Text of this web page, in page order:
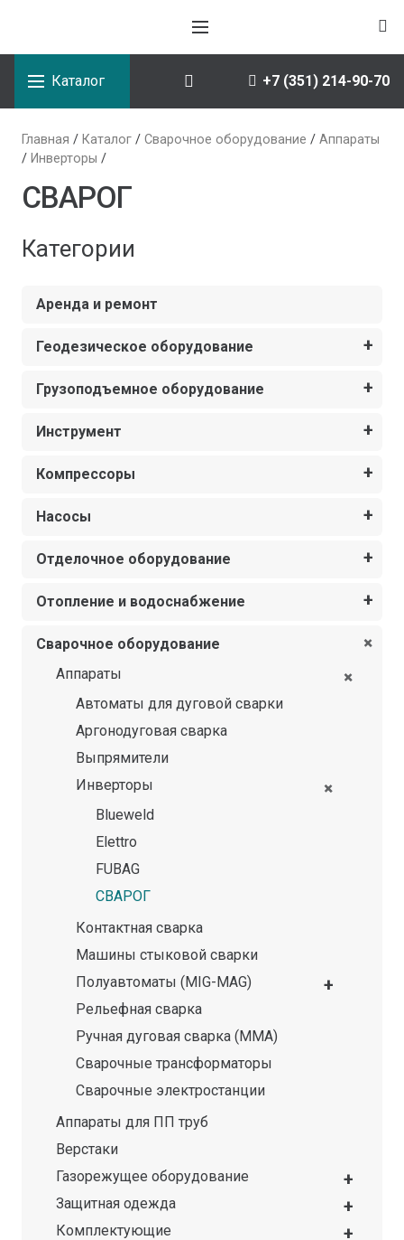
Каталог +7 (351) 214-90-70
Главная / Каталог / Сварочное оборудование / Аппараты
/ Инверторы /
СВАРОГ
Категории
Аренда и ремонт
Геодезическое оборудование
Грузоподъемное оборудование
Инструмент
Компрессоры
Насосы
Отделочное оборудование
Отопление и водоснабжение
Сварочное оборудование
Аппараты
Автоматы для дуговой сварки
Аргонодуговая сварка
Выпрямители
Инверторы
Blueweld
Elettro
FUBAG
СВАРОГ
Контактная сварка
Машины стыковой сварки
Полуавтоматы (MIG-MAG)
Рельефная сварка
Ручная дуговая сварка (MMA)
Сварочные трансформаторы
Сварочные электростанции
Аппараты для ПП труб
Верстаки
Газорежущее оборудование
Защитная одежда
Комплектующие